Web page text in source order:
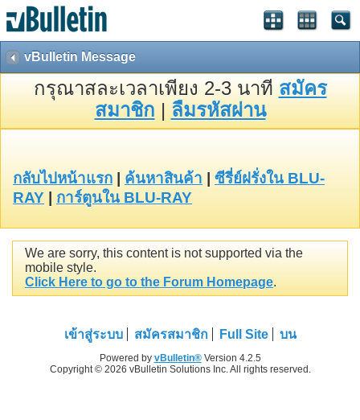
vBulletin Message
กรุณาสละเวลาเพียง 2-3 นาที สมัคร
สมาชิก | ลืมรหัสผ่าน
กลับไปหน้าแรก ค้นหาสินค้า
ซีรี่ย์ฝรั่งใน BLU-
RAY
การ์ตูนใน BLU-RAY
We are sorry, this content is not supported via the
mobile style.
Click Here to go to the Forum Homepage.
เข้าสู่ระบบ สมัครสมาชิก Full Site บน
Powered by vBulletin®Version 4.2.5
Copyright © 2026 vBulletin Solutions Inc. All rights reserved.